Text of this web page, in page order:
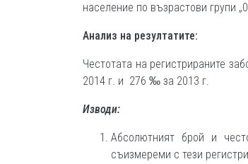
население по възрастови групи
Анализ на резултатите:
Честотата на регистрираните
2014 г. и 276 ‰ за 2013 г.
Изводи:
Абсолютният брой и
съизмереми с тези